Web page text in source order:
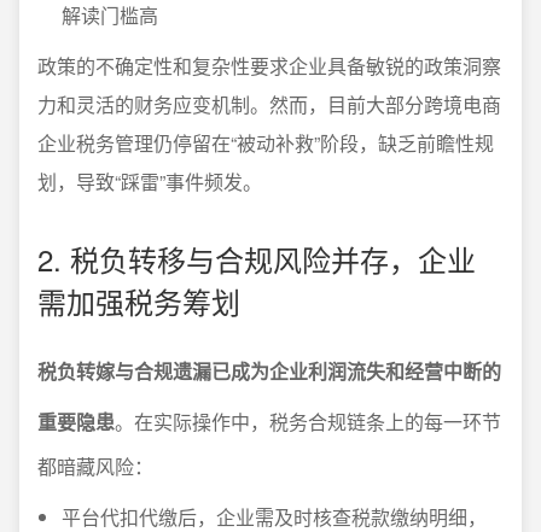
解读门槛高
政策的不确定性和复杂性要求企业具备敏锐的政策洞察
力和灵活的财务应变机制。然而，目前大部分跨境电商
企业税务管理仍停留在“被动补救”阶段，缺乏前瞻性规
划，导致“踩雷”事件频发。
2. 税负转移与合规风险并存，企业
需加强税务筹划
税负转嫁与合规遗漏已成为企业利润流失和经营中断的
重要隐患。在实际操作中，税务合规链条上的每一环节
都暗藏风险：
平台代扣代缴后，企业需及时核查税款缴纳明细，